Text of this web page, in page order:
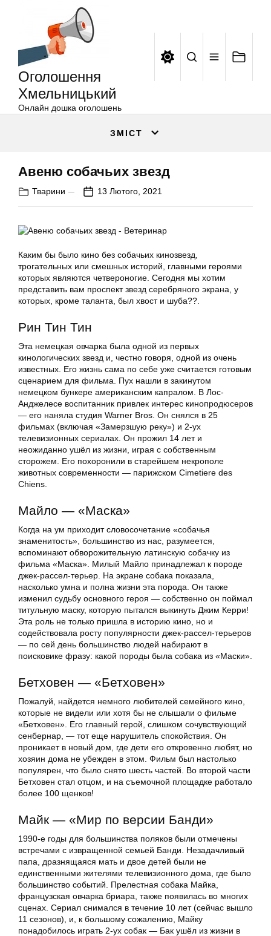
Оголошення
Хмельницький
Онлайн дошка оголошень
ЗМІСТ
Авеню собачьих звезд
Тварини 13 Лютого, 2021
Каким бы было кино без собачьих кинозвезд,
трогательных или смешных историй, главными героями
которых являются четвероногие. Сегодня мы хотим
представить вам проспект звезд серебряного экрана, у
которых, кроме таланта, был хвост и шуба??.
Рин Тин Тин
Эта немецкая овчарка была одной из первых
кинологических звезд и, честно говоря, одной из очень
известных. Его жизнь сама по себе уже считается готовым
сценарием для фильма. Пух нашли в закинутом
немецком бункере американским капралом. В Лос-
Анджелесе воспитанник привлек интерес кинопродюсеров
— его наняла студия Warner Bros. Он снялся в 25
фильмах (включая «Замерзшую реку») и 2-ух
телевизионных сериалах. Он прожил 14 лет и
неожиданно ушёл из жизни, играя с собственным
сторожем. Его похоронили в старейшем некрополе
животных современности — парижском Cimetiere des
Chiens.
Майло — «Маска»
Когда на ум приходит словосочетание «собачья
знаменитость», большинство из нас, разумеется,
вспоминают обворожительную латинскую собачку из
фильма «Маска». Милый Майло принадлежал к породе
джек-рассел-терьер. На экране собака показала,
насколько умна и полна жизни эта порода. Он также
изменил судьбу основного героя — собственно он поймал
титульную маску, которую пытался выкинуть Джим Керри!
Эта роль не только пришла в историю кино, но и
содействовала росту популярности джек-рассел-терьеров
— по сей день большинство людей набирают в
поисковике фразу: какой породы была собака из «Маски».
Бетховен — «Бетховен»
Пожалуй, найдется немного любителей семейного кино,
которые не видели или хотя бы не слышали о фильме
«Бетховен». Его главный герой, слишком сочувствующий
сенбернар, — тот еще нарушитель спокойствия. Он
проникает в новый дом, где дети его откровенно любят, но
хозяин дома не убежден в этом. Фильм был настолько
популярен, что было снято шесть частей. Во второй части
Бетховен стал отцом, и на съемочной площадке работало
более 100 щенков!
Майк — «Мир по версии Банди»
1990-е годы для большинства поляков были отмечены
встречами с извращенной семьей Банди. Незадачливый
папа, дразнящаяся мать и двое детей были не
единственными жителями телевизионного дома, где было
большинство событий. Прелестная собака Майка,
французская овчарка бриара, также появилась во многих
сценах. Сериал снимался в течение 10 лет (сейчас вышло
11 сезонов), и, к большому сожалению, Майку
понадобилось играть 2-ух собак — Бак ушёл из жизни в